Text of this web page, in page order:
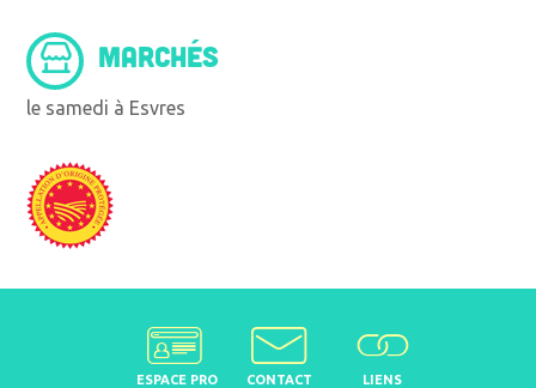
MARCHÉS
le samedi à Esvres
ESPACE PRO CONTACT LIENS